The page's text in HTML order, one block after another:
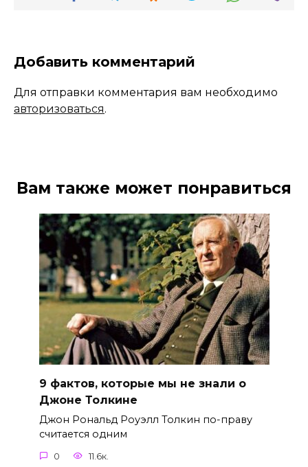
Добавить комментарий
Для отправки комментария вам необходимо
авторизоваться.
Вам также может понравиться
9 фактов, которые мы не знали о
Джоне Толкине
Джон Рональд Роуэлл Толкин по-праву
считается одним
0 11.6к.